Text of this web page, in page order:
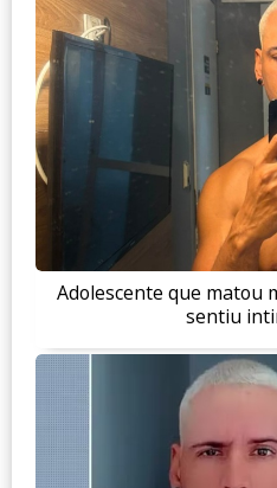
Adolescente que matou
sentiu